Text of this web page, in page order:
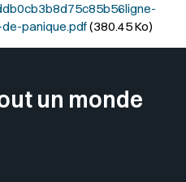
panique.pdf(380.45 Ko)
un monde
de l'UQO
de l'UQO